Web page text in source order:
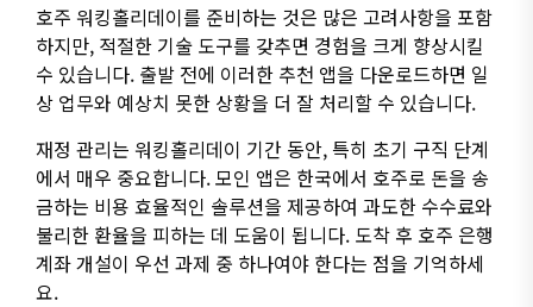
호주 워킹홀리데이를 준비하는 것은 많은 고려사항을 포함
하지만, 적절한 기술 도구를 갖추면 경험을 크게 향상시킬
수 있습니다. 출발 전에 이러한 추천 앱을 다운로드하면 일
상 업무와 예상치 못한 상황을 더 잘 처리할 수 있습니다.
재정 관리는 워킹홀리데이 기간 동안, 특히 초기 구직 단계
에서 매우 중요합니다. 모인 앱은 한국에서 호주로 돈을 송
금하는 비용 효율적인 솔루션을 제공하여 과도한 수수료와
불리한 환율을 피하는 데 도움이 됩니다. 도착 후 호주 은행
계좌 개설이 우선 과제 중 하나여야 한다는 점을 기억하세
요.